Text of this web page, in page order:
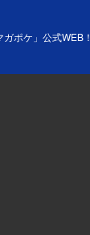
ポケ」公式WEB！